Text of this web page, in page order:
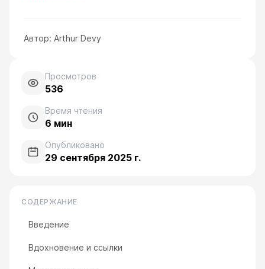
Автор: Arthur Devy
Просмотров
536
Время чтения
6 мин
Опубликовано
29 сентября 2025 г.
СОДЕРЖАНИЕ
Введение
Вдохновение и ссылки